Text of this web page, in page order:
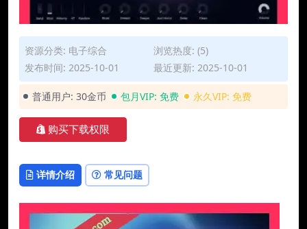
资源分类: 电子综合
浏览热度: (5)
发布时间: 2025-10-01
最近更新: 2025-10-01
普通用户: 30金币 包月VIP: 免费 永久VIP: 免费
购买下载权限
详情介绍 常见问题